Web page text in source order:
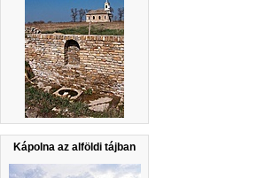
Kápolna az alföldi tájban